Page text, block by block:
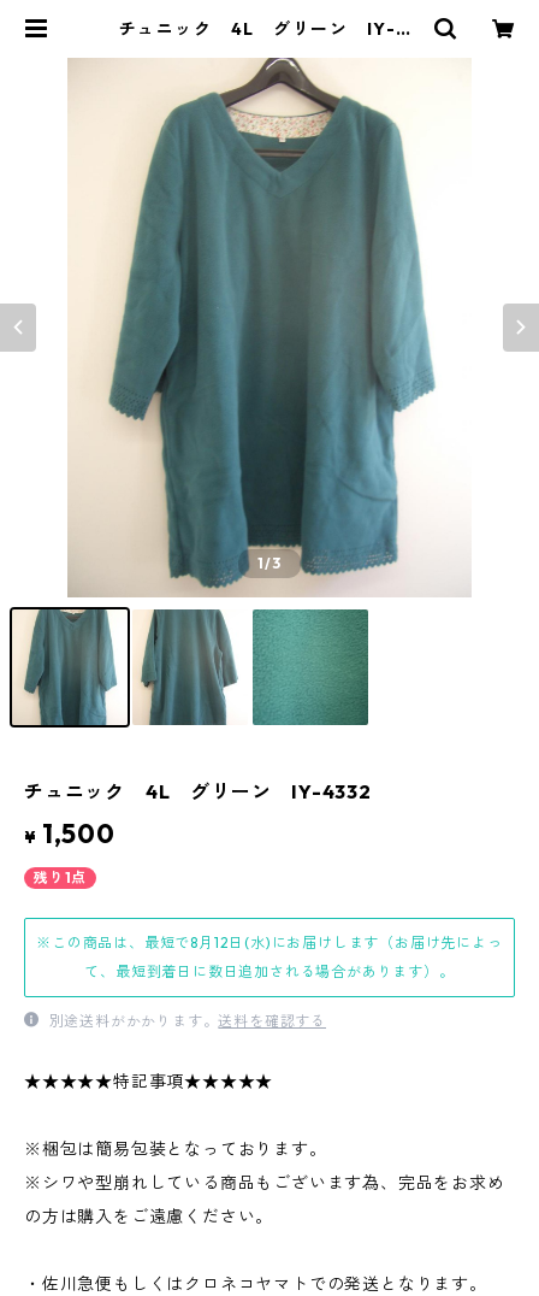
チュニック 4L グリーン IY-43
1/3
チュニック 4L グリーン IY-4332
¥ 1,500
残り1点
※この商品は、最短で8月12日(水)にお届けします（お届け先によっ
て、最短到着日に数日追加される場合があります）。
別途送料がかかります。送料を確認する
★★★★★特記事項★★★★★
※梱包は簡易包装となっております。
※シワや型崩れしている商品もございます為、完品をお求め
の方は購入をご遠慮ください。
・佐川急便もしくはクロネコヤマトでの発送となります。